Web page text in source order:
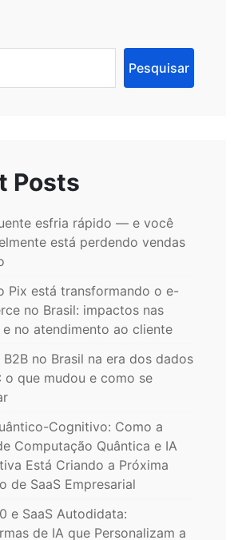
Pesquisar
Posts
esfria rápido — e você
está perdendo vendas
Pix está transformando o e-
no Brasil: impactos nas
e no atendimento ao cliente
B2B no Brasil na era dos dados
o que mudou e como se
Cognitivo: Como a
Computação Quântica e IA
Está Criando a Próxima
de SaaS Empresarial
e SaaS Autodidata:
de IA que Personalizam a